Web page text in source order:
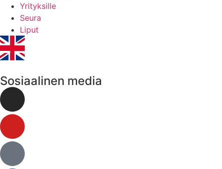
Yrityksille
Seura
Liput
Sosiaalinen media